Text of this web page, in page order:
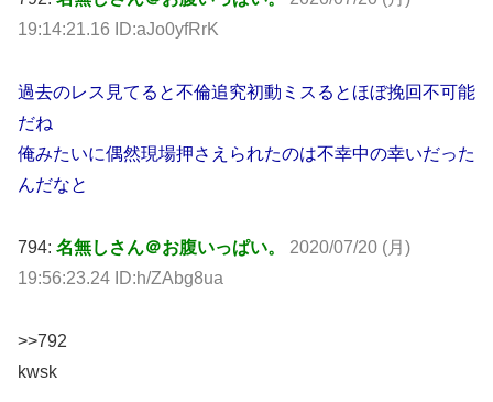
19:14:21.16 ID:aJo0yfRrK
過去のレス見てると不倫追究初動ミスるとほぼ挽回不可能
だね
俺みたいに偶然現場押さえられたのは不幸中の幸いだった
んだなと
794: 名無しさん＠お腹いっぱい。 2020/07/20 (月)
19:56:23.24 ID:h/ZAbg8ua
>>792
kwsk